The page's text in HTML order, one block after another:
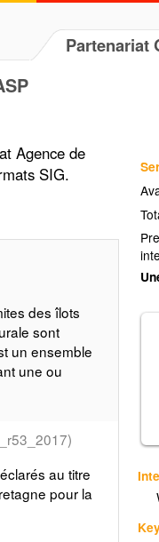
Partenariat
Agence de
SIG.
des îlots
sont
un ensemble
une ou
au titre
pour la